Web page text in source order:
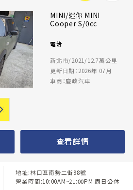
MINI/迷你 MINI
Cooper S/0cc
電洽
新北市/2021/12.7萬公里
更新日期：2026年 07月
車商：慶政汽車
查看詳情
地址:林口區南勢二街98號
營業時間:10:00AM~21:00PM 周日公休